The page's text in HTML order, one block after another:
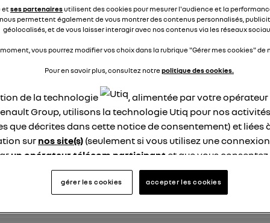
ai une alarme "casse moteur " ou "casse boite de vitesse "
de plus en plu...voir la suite
répondre 1
novembre 2025 à 18:01
répondre 0
etses partenairesutilisent des cookies pour mesurer l'audience et la
permettent également de vous montrer des contenus personnalisés,
géolocalisés, et de vous laisser interagir avec nos contenus via les réseaux
vous pourrez modifier vos choix dans la rubrique "Gérer mes cookies" de
Pour en savoir plus, consultez notrepolitique des cookies.
de la technologie
, alimentée par votre
Group, utilisons la technologie Utiq pour nos
que décrites dans cette notice de consentement) et liées
sur nos site(s) (seulement si vous utilisez une
un opérateur télécom participant et que vous
site).
Utiq a été conçue pour la protection de vos données
en vous offrant choix et contrôle.
un identifiant créé par votre opérateur télécom basé sur
gérer les cookies accepter les cookies